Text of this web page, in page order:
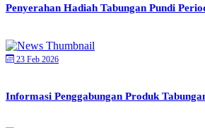
Penyerahan Hadiah Tabungan Pundi
23 Feb 2026
Informasi Penggabungan Produk